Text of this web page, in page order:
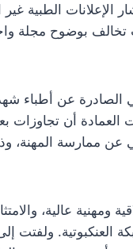
الطبية غير
تخالف بوضوح مجلة
الصادرة عن أطباء
أن تجاوزات
عن ممارسة
عالية،
ولفتت إلى